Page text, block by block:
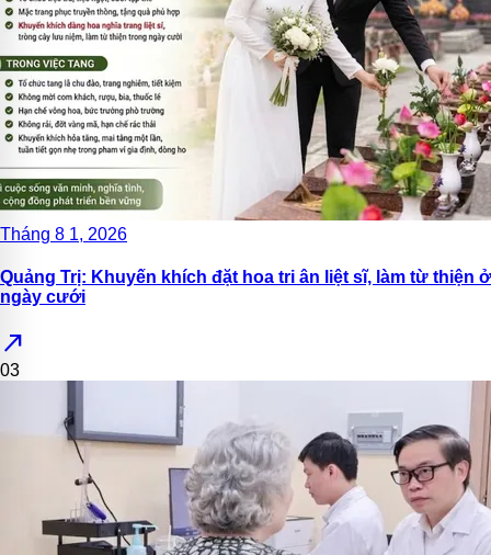
Tháng 8 1, 2026
Quảng Trị: Khuyến khích đặt hoa tri ân liệt sĩ, làm từ thiện ở
ngày cưới
north_east
03